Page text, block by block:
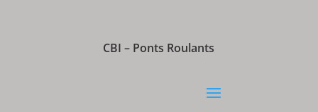
CBI – Ponts Roulants